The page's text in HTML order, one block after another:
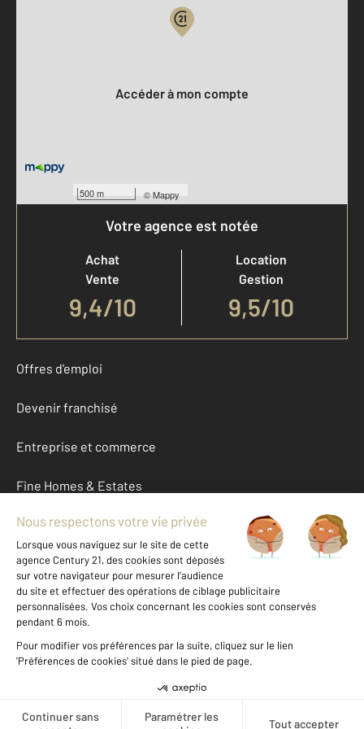
500 m ©Mappy
Accéder à mon compte
Votre agence est notée
Achat
Vente
9,4/10
Location
Gestion
9,5/10
Offres d'emploi
Devenir franchisé
Entreprise et commerce
Fine Homes & Estates
À propos
International
Nous contacter
Données personnelles
Gestionnaire des cookies